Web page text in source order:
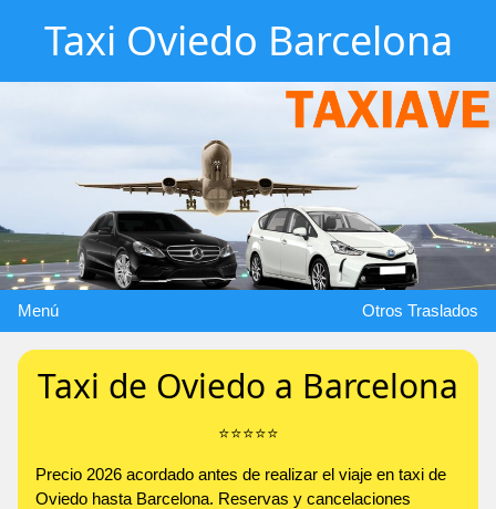
Taxi Oviedo Barcelona
Menú Otros Traslados
Taxi de Oviedo a Barcelona
⭐️⭐️⭐️⭐️⭐️
Precio 2026 acordado antes de realizar el viaje en taxi de
Oviedo hasta Barcelona. Reservas y cancelaciones